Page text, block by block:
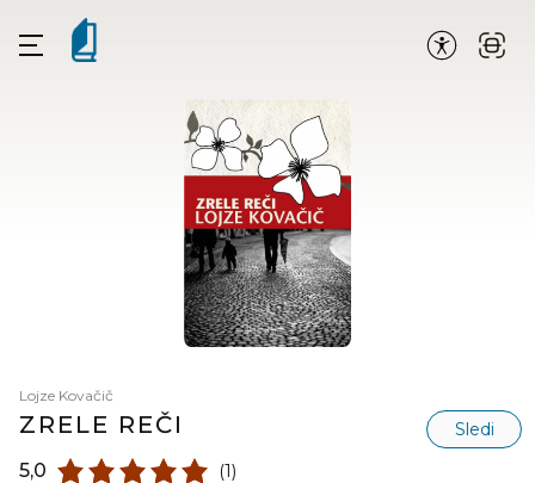
Lojze Kovačič
ZRELE REČI Sledi
5,0 (1)